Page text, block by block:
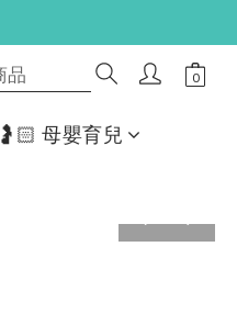
🤰🏻 母嬰育兒